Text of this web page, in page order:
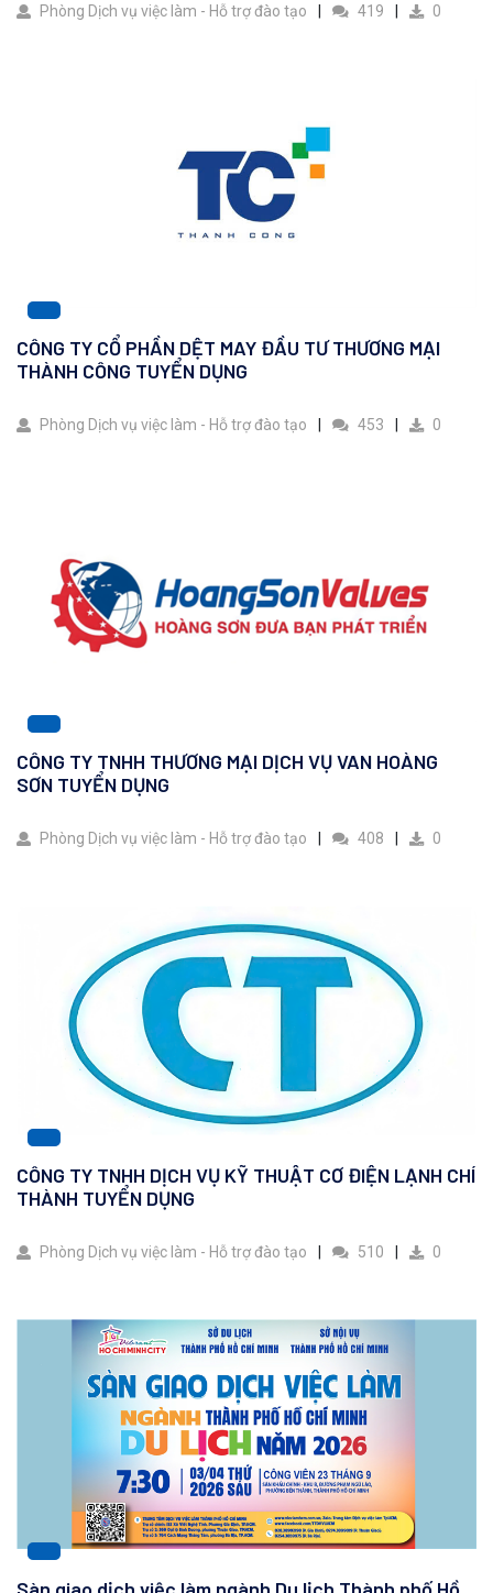
Phòng Dịch vụ việc làm - Hỗ trợ đào tạo 419 0
CÔNG TY CỔ PHẦN DỆT MAY ĐẦU TƯ THƯƠNG MẠI
THÀNH CÔNG TUYỂN DỤNG
Phòng Dịch vụ việc làm - Hỗ trợ đào tạo 453 0
CÔNG TY TNHH THƯƠNG MẠI DỊCH VỤ VAN HOÀNG
SƠN TUYỂN DỤNG
Phòng Dịch vụ việc làm - Hỗ trợ đào tạo 408 0
CÔNG TY TNHH DỊCH VỤ KỸ THUẬT CƠ ĐIỆN LẠNH CHÍ
THÀNH TUYỂN DỤNG
Phòng Dịch vụ việc làm - Hỗ trợ đào tạo 510 0